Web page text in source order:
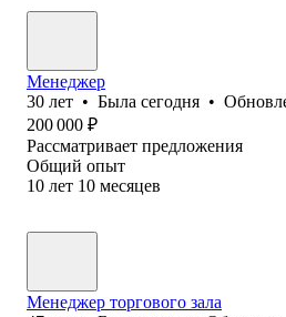
Менеджер
30 лет • Была сегодня •
200 000 ₽
Рассматривает предложения
Общий опыт
10 лет 10 месяцев
Менеджер торгового зала